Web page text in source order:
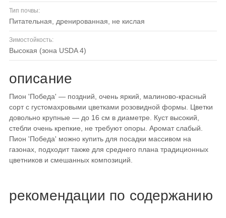
Тип почвы:
питательная, дренированная, не кислая
Зимостойкость:
высокая (зона USDA 4)
описание
Пион 'Победа' — поздний, очень яркий, малиново-красный
сорт с густомахровыми цветками розовидной формы. Цветки
довольно крупные — до 16 см в диаметре. Куст высокий,
стебли очень крепкие, не требуют опоры. Аромат слабый.
Пион 'Победа' можно купить для посадки массивом на
газонах, подходит также для среднего плана традиционных
цветников и смешанных композиций.
рекомендации по содержанию